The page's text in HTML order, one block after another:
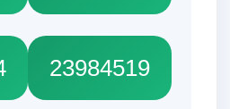
23984519